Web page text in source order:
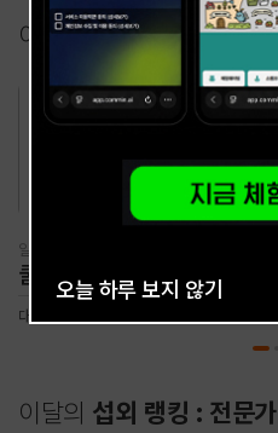
이달의섭외 랭킹 : 연예인
일반가요
쿨 이재훈
대한민국의 가수. 국민적 사랑을 받고 수많은 히트곡을 낸 3인조 혼성그룹 쿨의 멤버이자 '메인보컬'로, 데뷔 초부터 큰 인기를 얻었다.
이달의 섭외 랭킹 : 전문가
오늘 하루 보지 않기